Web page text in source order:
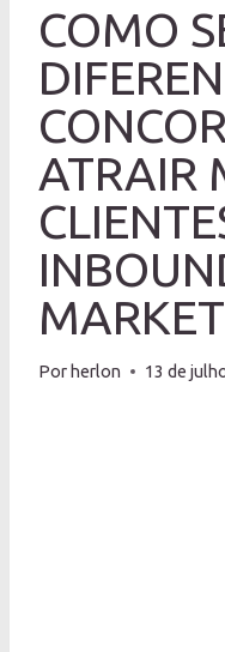
COMO
ATRAIR
Por herlon 13 de